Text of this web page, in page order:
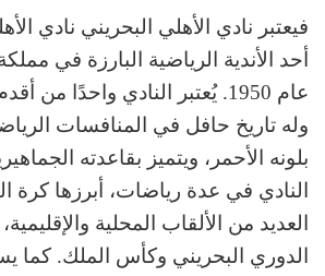
فيعتبر نادي الأهلي البحريني نادي
أحد الأندية الرياضية البارزة في
عام 1950. يُعتبر النادي واحدًا من
وله تاريخ حافل في المنافسات
بلونه الأحمر، ويتميز بقاعدته
النادي في عدة رياضات، أبرزها
العديد من الألقاب المحلية
الدوري البحريني وكأس الملك. كما